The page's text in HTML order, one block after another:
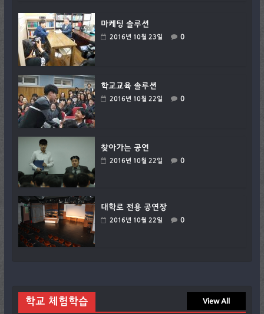
마케팅 솔루션
2016년 10월 23일 0
학교교육 솔루션
2016년 10월 22일 0
찾아가는 공연
2016년 10월 22일 0
대학로 전용 공연장
2016년 10월 22일 0
학교 체험학습 View All